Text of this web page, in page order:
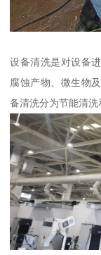
设备清洗是对设备
腐蚀产物、微生物
备清洗分为节能清洗